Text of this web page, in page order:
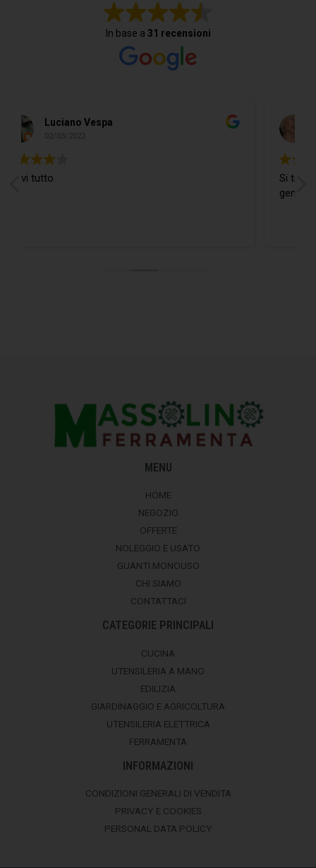
In base a 31 recensioni
Do Donidó
Si trova ogni cosa ed in più il
MENU
HOME
NEGOZIO
OFFERTE
NOLEGGIO E USATO
GUANTI MONOUSO
CHI SIAMO
CONTATTACI
CATEGORIE PRINCIPALI
CUCINA
UTENSILERIA A MANO
EDILIZIA
GIARDINAGGIO E AGRICOLTURA
UTENSILERIA ELETTRICA
FERRAMENTA
INFORMAZIONI
CONDIZIONI GENERALI DI VENDITA
PRIVACY E COOKIES
PERSONAL DATA POLICY